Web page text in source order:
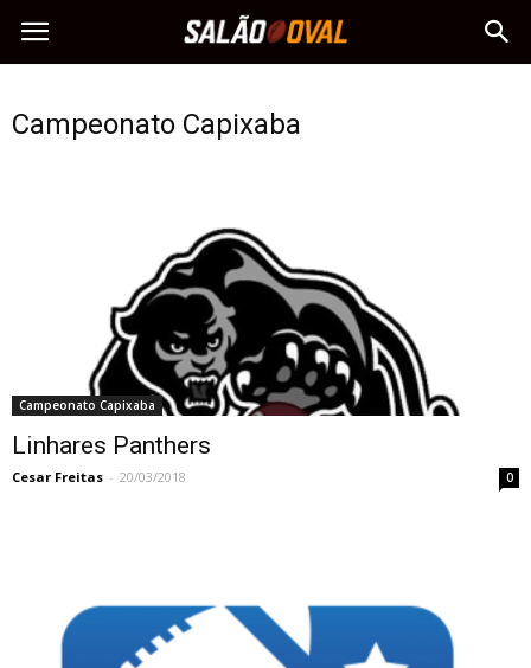
Campeonato Capixaba
Campeonato Capixaba
Linhares Panthers
Cesar Freitas - 20/03/2018 0